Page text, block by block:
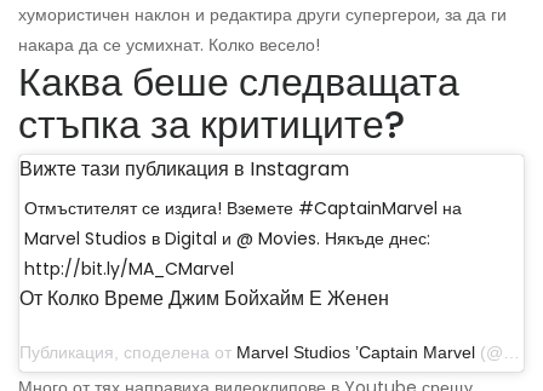
хумористичен наклон и редактира други супергерои, за да ги
накара да се усмихнат. Колко весело!
Каква беше следващата
стъпка за критиците?
Вижте тази публикация в Instagram
Отмъстителят се издига! Вземете #CaptainMarvel на
Marvel Studios в Digital и @ Movies. Някъде днес:
http://bit.ly/MA_CMarvel
От Колко Време Джим Бойхайм Е Женен
Публикация, споделена от Marvel Studios ’Captain Marvel (@captainmarvelofficial) на 1 юни 2019 г. в 10:49 ч. PDT